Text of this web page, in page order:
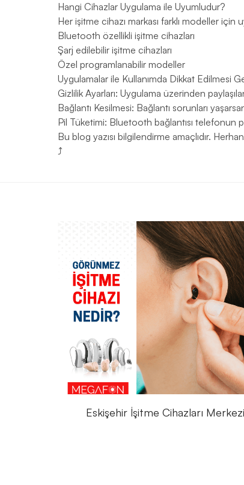
Hangi Cihazlar Uygulama ile Uyumludur?
Her işitme cihazı markası farklı modeller için
Bluetooth özellikli işitme cihazları
Şarj edilebilir işitme cihazları
Özel programlanabilir modeller
Uygulamalar ile Kullanımda Dikkat Edilmesi
Gizlilik Ayarları: Uygulama üzerinden
Bağlantı Kesilmesi: Bağlantı sorunları
Pil Tüketimi: Bluetooth bağlantısı telefonun
Bu blog yazısı bilgilendirme amaçlıdır.
⤴
Eskişehir İşitme Cihazları Merkezi